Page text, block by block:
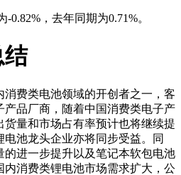
0.82%，去年同期为0.71%。
结
费类电池领域的开创者之一，客
产品厂商，随着中国消费类电子产
量和市场占有率预计也将继续提
池龙头企业亦将同步受益。同
的进一步提升以及笔记本软包电池
消费类锂电池市场需求扩大，公